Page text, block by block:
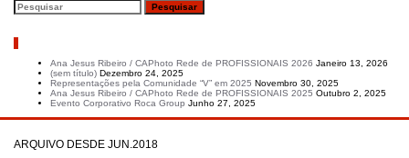
Ana Jesus Ribeiro / CAPhoto Rede de PROFISSIONAIS 2026 Janeiro 13, 2026
(sem título) Dezembro 24, 2025
Representações pela Comunidade “V” em 2025 Novembro 30, 2025
Ana Jesus Ribeiro / CAPhoto Rede de PROFISSIONAIS 2025 Outubro 2, 2025
Evento Corporativo Roca Group Junho 27, 2025
ARQUIVO DESDE JUN.2018